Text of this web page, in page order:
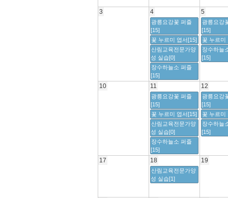
3 4 5
10 11 12
17 18 19
광릉요강꽃 퍼즐
[15]
광릉요강
[15]
꽃 누르미 엽서[15]
꽃 누르미
산림교육전문가양
성 실습[0]
장수하늘
[15]
장수하늘소 퍼즐
[15]
광릉요강꽃 퍼즐
[15]
광릉요강
[15]
꽃 누르미 엽서[15]
꽃 누르미
산림교육전문가양
성 실습[0]
장수하늘
[15]
장수하늘소 퍼즐
[15]
산림교육전문가양
성 실습[1]